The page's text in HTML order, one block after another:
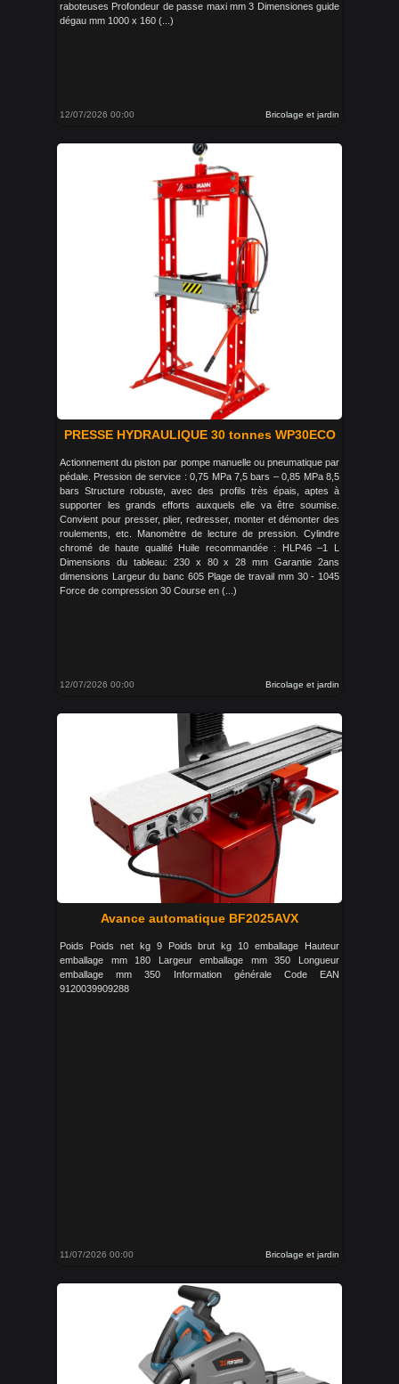
raboteuses Profondeur de passe maxi mm 3 Dimensiones guide
dégau mm 1000 x 160 (...)
12/07/2026 00:00 Bricolage et jardin
PRESSE HYDRAULIQUE 30 tonnes WP30ECO
Actionnement du piston par pompe manuelle ou pneumatique par
pédale. Pression de service : 0,75 MPa 7,5 bars – 0,85 MPa 8,5
bars Structure robuste, avec des profils très épais, aptes à
supporter les grands efforts auxquels elle va être soumise.
Convient pour presser, plier, redresser, monter et démonter des
roulements, etc. Manomètre de lecture de pression. Cylindre
chromé de haute qualité Huile recommandée : HLP46 –1 L
Dimensions du tableau: 230 x 80 x 28 mm Garantie 2ans
dimensions Largeur du banc 605 Plage de travail mm 30 - 1045
Force de compression 30 Course en (...)
12/07/2026 00:00 Bricolage et jardin
Avance automatique BF2025AVX
Poids Poids net kg 9 Poids brut kg 10 emballage Hauteur
emballage mm 180 Largeur emballage mm 350 Longueur
emballage mm 350 Information générale Code EAN
9120039909288
11/07/2026 00:00 Bricolage et jardin